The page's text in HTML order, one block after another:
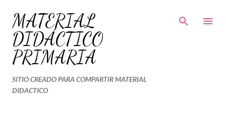
Ir al contenido principal
MATERIAL
DIDÁCTICO
PRIMARIA
SITIO CREADO PARA COMPARTIR MATERIAL
DIDACTICO